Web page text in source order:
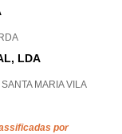
LDA
MARIA VILA
por